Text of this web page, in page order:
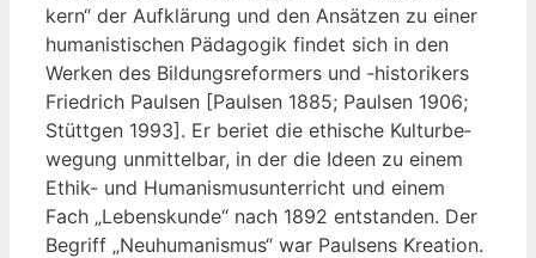
kern“ der Auf­klä­rung und den Ansät­zen zu einer
huma­nis­ti­schen Päd­ago­gik fin­det sich in den
Wer­ken des Bil­dungs­re­for­mers und ‑his­to­ri­kers
Fried­rich Paul­sen [Paul­sen 1885; Paul­sen 1906;
Stütt­gen 1993]. Er beriet die ethi­sche Kul­tur­be­
we­gung unmit­tel­bar, in der die Ideen zu einem
Ethik- und Huma­nis­mus­un­ter­richt und einem
Fach „Lebens­kun­de“ nach 1892 ent­stan­den. Der
Begriff „Neu­hu­ma­nis­mus“ war Paul­sens Krea­ti­on.